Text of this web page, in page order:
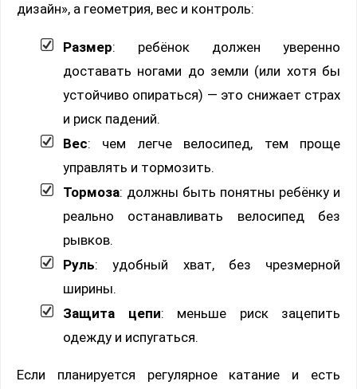
дизайн», а геометрия, вес и контроль:
Размер: ребёнок должен уверенно
доставать ногами до земли (или хотя бы
устойчиво опираться) — это снижает страх
и риск падений.
Вес: чем легче велосипед, тем проще
управлять и тормозить.
Тормоза: должны быть понятны ребёнку и
реально останавливать велосипед без
рывков.
Руль: удобный хват, без чрезмерной
ширины.
Защита цепи: меньше риск зацепить
одежду и испугаться.
Если планируется регулярное катание и есть